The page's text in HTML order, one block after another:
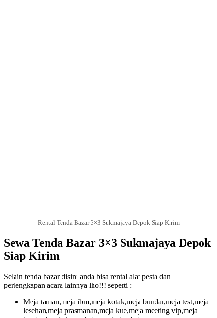
Rental Tenda Bazar 3×3 Sukmajaya Depok Siap Kirim
Sewa Tenda Bazar 3×3 Sukmajaya Depok
Siap Kirim
Selain tenda bazar disini anda bisa rental alat pesta dan
perlengkapan acara lainnya lho!!! seperti :
Meja taman,meja ibm,meja kotak,meja bundar,meja test,meja
lesehan,meja prasmanan,meja kue,meja meeting vip,meja